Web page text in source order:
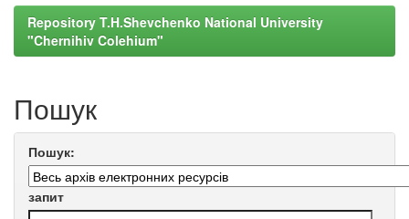
Repository T.H.Shevchenko National University
"Chernihiv Colehium"
Пошук
Пошук:
запит